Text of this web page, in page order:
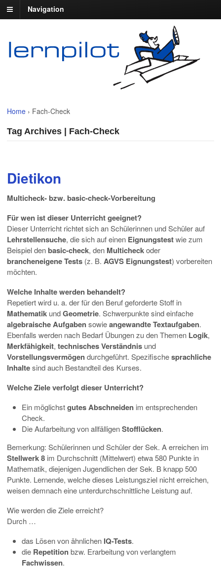
Navigation
Home › Fach-Check
Tag Archives | Fach-Check
Dietikon
Multicheck- bzw. basic-check-Vorbereitung
Für wen ist dieser Unterricht geeignet?
Dieser Unterricht richtet sich an Schülerinnen und Schüler auf
Lehrstellensuche, die sich auf einen Eignungstestwie zum
Beispiel den basic-check, den Multicheckoder
brancheneigene Tests (z. B. AGVS Eignungstest) vorbereiten
möchten.
Welche Inhalte werden behandelt?
Repetiert wird u. a. der für den Beruf geforderte Stoff in
Mathematik undGeometrie. Schwerpunkte sind einfache
algebraische Aufgabensowieangewandte Textaufgaben.
Ebenfalls werden nach Bedarf Übungen zu den Themen Logik,
Merkfähigkeit, technisches Verständnis und
Vorstellungsvermögendurchgeführt. Spezifischesprachliche
Inhaltesind auch Bestandteil des Kurses.
Welche Ziele verfolgt dieser Unterricht?
Ein möglichstgutes Abschneiden im entsprechenden
Check.
Die Aufarbeitung von allfälligenStofflücken.
Bemerkung: Schülerinnen und Schüler der Sek. A erreichen im
Stellwerk 8 im Durchschnitt (Mittelwert) etwa 580 Punkte in
Mathematik, diejenigen Jugendlichen der Sek. B knapp 500
Punkte. Lernende, welche dieses Leistungsziel nicht erreichen,
weisen demnach eine unterdurchschnittliche Leistung auf.
Wie werden die Ziele erreicht?
Durch …
das Lösen von ähnlichen IQ-Tests.
die Repetitionbzw. Erarbeitung von verlangtem
Fachwissen.